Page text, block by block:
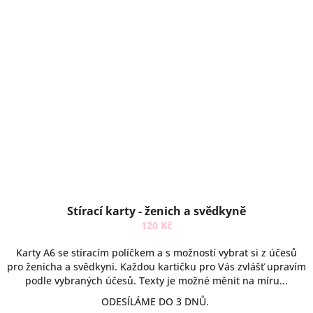
Stírací karty - ženich a svědkyně
120 Kč
Karty A6 se stíracím políčkem a s možností vybrat si z účesů
pro ženicha a svědkyni. Každou kartičku pro Vás zvlášť upravím
podle vybraných účesů. Texty je možné měnit na míru...
ODESÍLÁME DO 3 DNŮ.